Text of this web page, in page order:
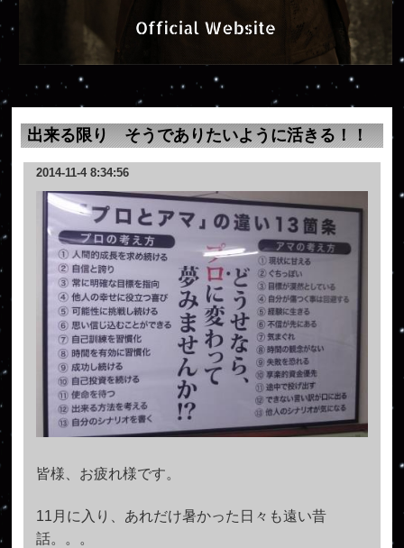
出来る限り そうでありたいように活きる！！
2014-11-4 8:34:56
皆様、お疲れ様です。
11月に入り、あれだけ暑かった日々も遠い昔
話。。。